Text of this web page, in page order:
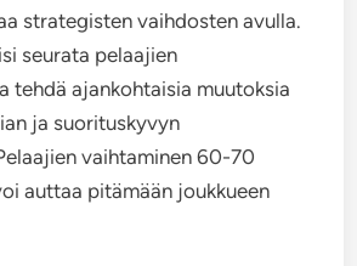
strategisten vaihdosten avulla.
seurata pelaajien
tehdä ajankohtaisia muutoksia
ja suorituskyvyn
vaihtaminen 60-70
auttaa pitämään joukkueen